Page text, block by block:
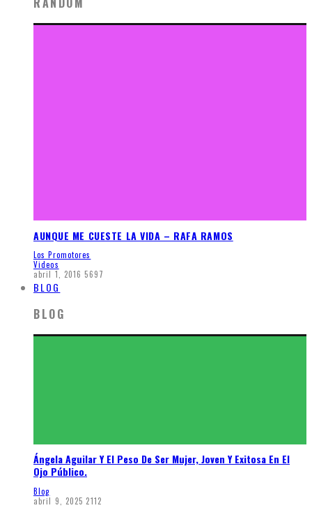
AUNQUE ME CUESTE LA VIDA – RAFA RAMOS
Los Promotores
Videos
abril 1, 2016 5697
BLOG
BLOG
Ángela Aguilar Y El Peso De Ser Mujer, Joven Y Exitosa En El
Ojo Público.
Blog
abril 9, 2025 2112